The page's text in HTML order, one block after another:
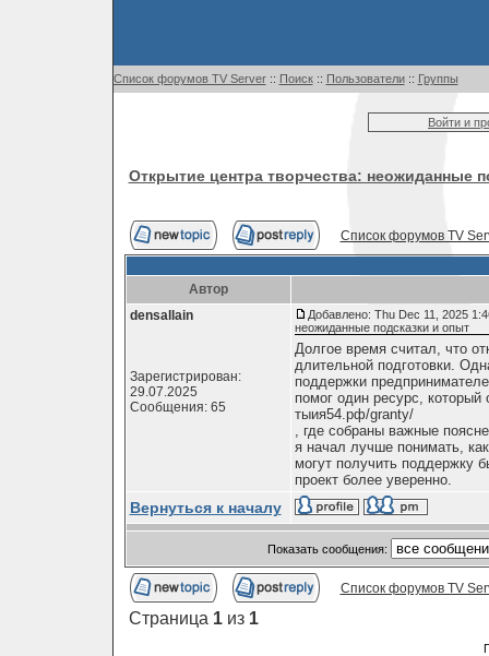
Список форумов TV Server:: Поиск:: Пользователи:: Группы
Войти и
Открытие центра творчества: неожиданные
Список форумов TV
Автор
densallain
Зарегистрирован:
29.07.2025
Сообщения: 65
Добавлено: Thu Dec 11, 2025
неожиданные подсказки и опыт
Долгое время считал, что
длительной подготовки.
поддержки
помог один ресурс,
тыия54.рф/granty/
, где собраны важные
я начал лучше понимать,
могут получить поддержку
проект более уверенно.
Вернуться к началу
Показать сообщения:
Список форумов TV
Страница 1из 1